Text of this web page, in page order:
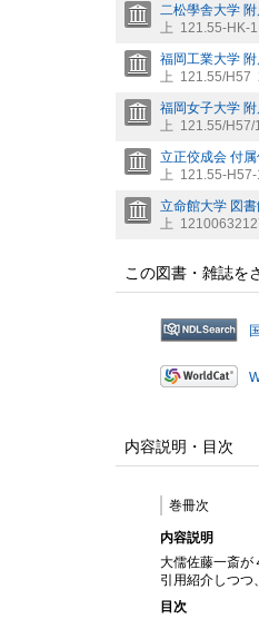
二松學舎大学
上 121.55-HK-1
福岡工業大学
上 121.55/H57
福岡女子大学
上 121.55/H57/1
立正佼成会 付
上 121.55-H57-
立命館大学 図
上
この図書・雑誌を
内容説明・目次
巻冊次
内容説明
大儒佐藤一斎が
引用紹介しつつ
目次